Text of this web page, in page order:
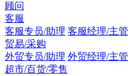
顾问
客服
客服专员/助理 客服经理/主管
贸易/采购
外贸专员/助理 外贸经理/主管
超市/百货/零售